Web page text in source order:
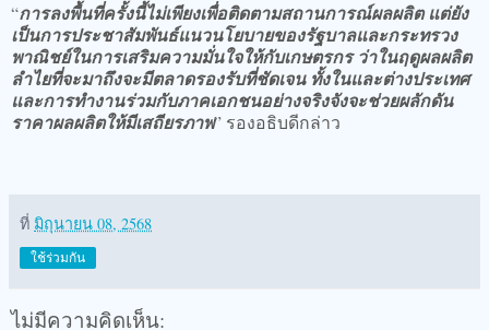
“การลงพื้นที่ครั้งนี้ไม่เพียงเพื่อติดตามสถานการณ์ผลผลิต แต่ยัง
เป็นการประชาสัมพันธ์แนวนโยบายของรัฐบาลและกระทรวง
พาณิชย์ในการเสริมความมั่นใจให้กับเกษตรกร ว่าในฤดูผลผลิต
ลำไยที่จะมาถึงจะมีตลาดรองรับที่ชัดเจน ทั้งในและต่างประเทศ
และการทำงานร่วมกับภาคเอกชนอย่างจริงจังจะช่วยผลักดัน
ราคาผลผลิตให้มีเสถียรภาพ” รองอธิบดีกล่าว
ที่ มิถุนายน 08, 2568
ใช้ร่วมกัน
ไม่มีความคิดเห็น: